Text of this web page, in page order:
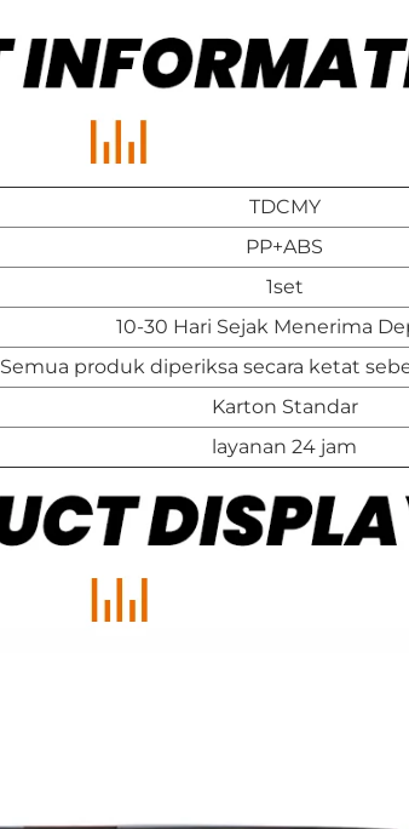
TDCMY
PP+ABS
1set
10-30 Hari Sejak Menerima
Semua produk diperiksa secara ketat
Karton Standar
layanan 24 jam